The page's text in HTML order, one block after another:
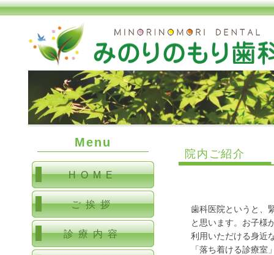
院内ご紹介
歯科医院というと、
と思います。お子様
利用いただける身近
「落ち着ける診療
Menu
HOME
ご挨拶
診療内容